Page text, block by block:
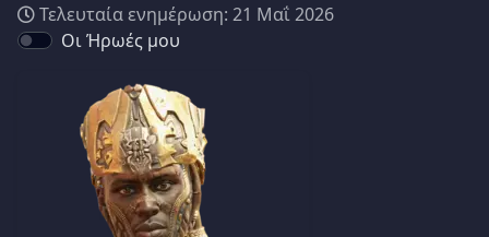
Τελευταία ενημέρωση: 21 Μαΐ 2026
Οι Ήρωές μου